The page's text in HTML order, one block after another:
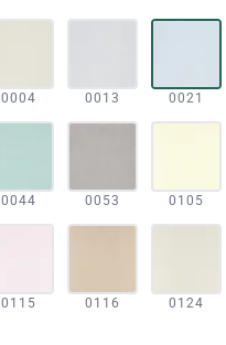
0004 0013 0021
0044 0053 0105
0115 0116 0124